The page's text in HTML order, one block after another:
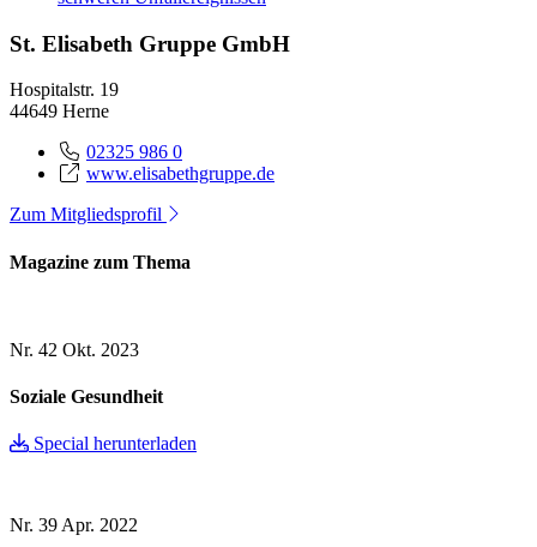
St. Elisabeth Gruppe GmbH
Hospitalstr. 19
44649 Herne
02325 986 0
www.elisabethgruppe.de
Zum Mitgliedsprofil
Magazine zum Thema
Nr. 42 Okt. 2023
Soziale Gesundheit
Special herunterladen
Nr. 39 Apr. 2022